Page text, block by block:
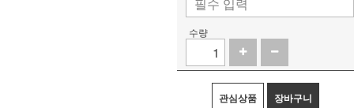
수량
관심상품 장바구니